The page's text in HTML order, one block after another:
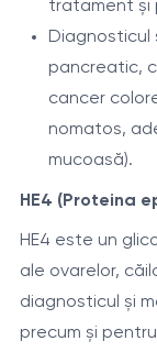
tratament și
Diagnosticul
pancreatic,
cancer
nomatos,
mucoasă).
HE4 (Proteina
HE4 este un
ale ovarelor,
diagnosticul și
precum și